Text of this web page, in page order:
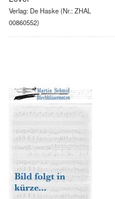
Verlag: De Haske(Nr.: ZHAL
00860552)